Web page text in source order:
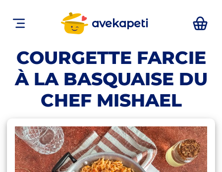
avekapeti
COURGETTE FARCIE
À LA BASQUAISE DU
CHEF MISHAEL